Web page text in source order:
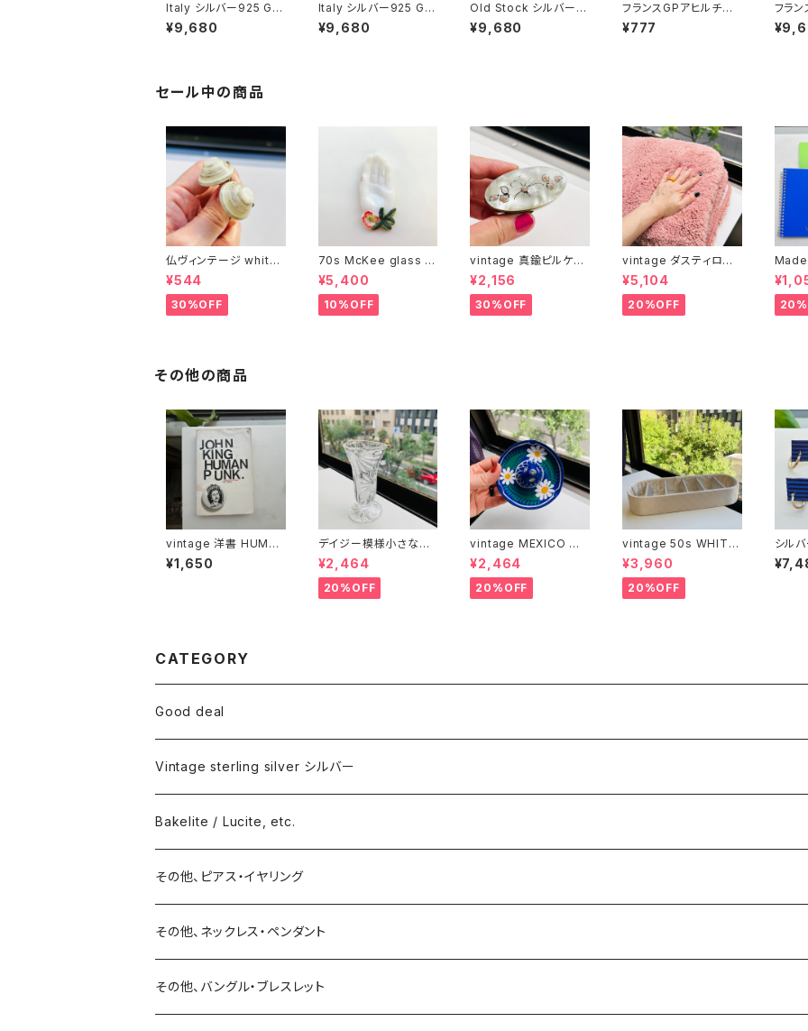
Italy シルバー925 GP
ボックスチェーン（76c
m）
¥9,680
Italy シルバー925 GP
ツイストチェーン（45.5
cm）
¥9,680
Old Stock シルバー9
25 GP ショートチェー
ン
¥9,680
フランスGPアヒルチャ
ーム Old Stock GPチ
ェーンネックレス（37c
¥777
フラ
ィガロ
セール中の商品
仏ヴィンテージ white l
ucite confetti 山型イ
ヤリング
¥544
30%OFF
70s McKee glass c
ompany ハンドペイン
トハンド小皿（赤）
¥5,400
10%OFF
vintage 真鍮ピルケー
ス
¥2,156
30%OFF
vintage ダスティロー
ズ バスマット
¥5,104
20%OFF
Made
冊とお
その他の商品
vintage 洋書 HUMA
N PUNK by John Kin
g
¥1,650
デイジー模様小さなガ
ラス花瓶
¥2,464
20%OFF
vintage MEXICO 民
芸 ハンドペイント ソン
ブレロ灰皿
¥2,464
20%OFF
vintage 50s WHITE
サテンキルトBOX
¥3,960
20%OFF
シル
（バラ
CATEGORY
Good deal
Vintage sterling silver シルバー
ネックレス
バングル・ブレスレット
リング
15号以上
ピアス
Bakelite / Lucite, etc.
ピアス・イヤリング
リング
バングル・ブレスレット
その他、ピアス・イヤリング
ピアス
イヤリング
その他、ネックレス・ペンダント
その他、バングル・ブレスレット